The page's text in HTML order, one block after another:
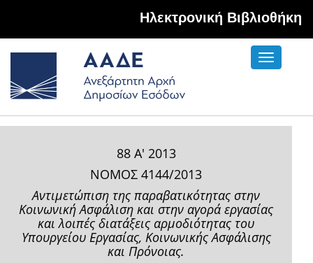
Hλεκτρονική Βιβλιοθήκη
Toggle
88 Α' 2013
ΝΟΜΟΣ 4144/2013
Αντιμετώπιση της παραβατικότητας στην
Κοινωνική Ασφάλιση και στην αγορά εργασίας
και λοιπές διατάξεις αρμοδιότητας του
Υπουργείου Εργασίας, Κοινωνικής Ασφάλισης
και Πρόνοιας.